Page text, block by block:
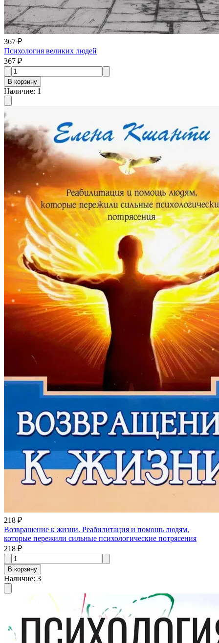
367 ₽
Психология великих людей
367 ₽
В корзину
Наличие: 1
218 ₽
Возвращение к жизни. Реабилитация и помощь людям,
которые пережили сильные психологические потрясения
218 ₽
В корзину
Наличие: 3